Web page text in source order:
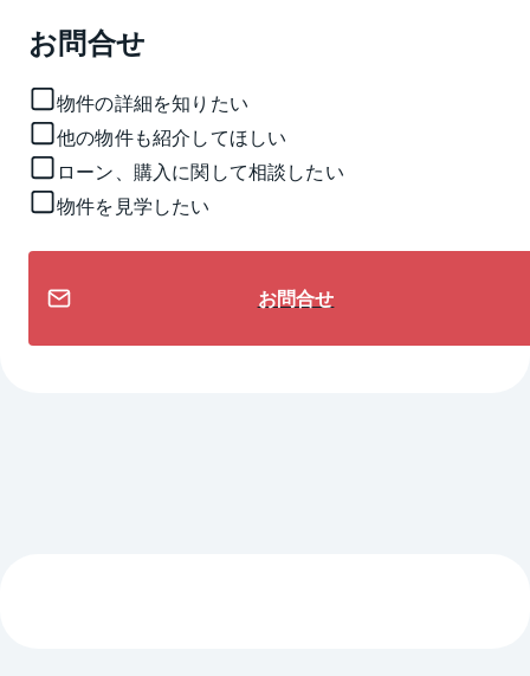
お問合せ
物件の詳細を知りたい
他の物件も紹介してほしい
ローン、購入に関して相談したい
物件を見学したい
お問合せ